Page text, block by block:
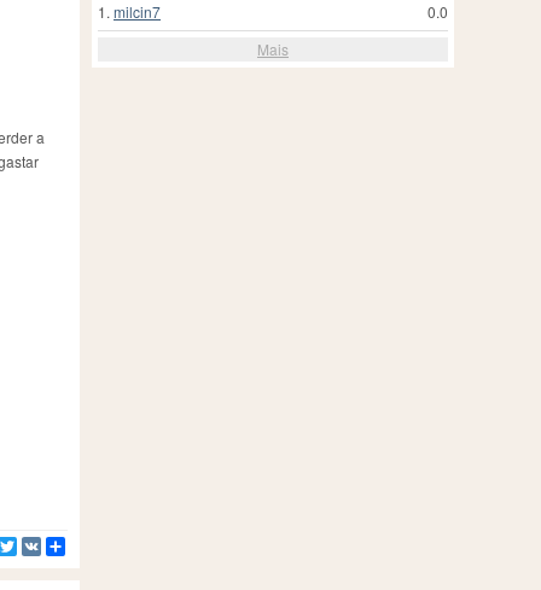
a
Twitter
VK
0.0
1. milcin7
Mais